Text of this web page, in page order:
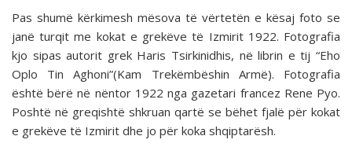
Pas shumë kërkimesh mësova të vërtetën e kësaj foto se
janë turqit me kokat e grekëve të Izmirit 1922. Fotografia
kjo sipas autorit grek Haris Tsirkinidhis, në librin e tij “Eho
Oplo Tin Aghoni”(Kam Trekëmbëshin Armë). Fotografia
është bërë në nëntor 1922 nga gazetari francez Rene Pyo.
Poshtë në greqishtë shkruan qartë se bëhet fjalë për kokat
e grekëve të Izmirit dhe jo për koka shqiptarësh.